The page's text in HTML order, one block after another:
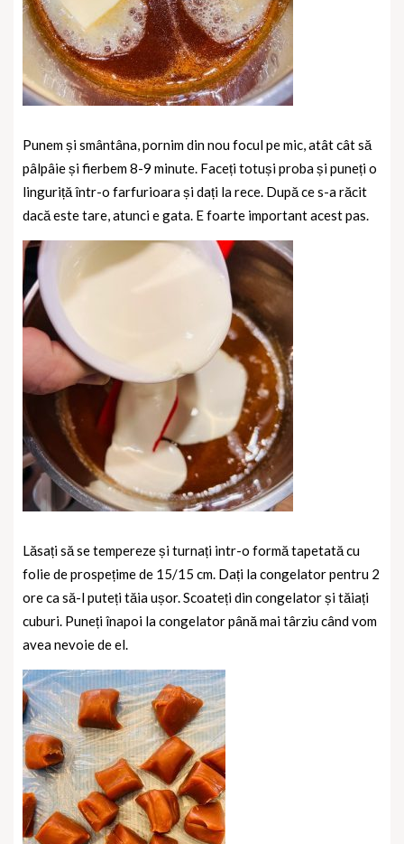
Punem și smântâna, pornim din nou focul pe mic, atât cât să
pâlpâie și fierbem 8-9 minute. Faceți totuși proba și puneți o
linguriță într-o farfurioara și dați la rece. După ce s-a răcit
dacă este tare, atunci e gata. E foarte important acest pas.
Lăsați să se tempereze și turnați intr-o formă tapetată cu
folie de prospețime de 15/15 cm. Dați la congelator pentru 2
ore ca să-l puteți tăia ușor.Scoateți din congelator și tăiați
cuburi. Puneți înapoi la congelator până mai târziu când vom
avea nevoie de el.